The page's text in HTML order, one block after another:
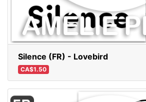
Silence (FR) - Lovebird
CA$1.50